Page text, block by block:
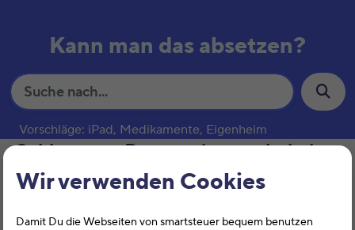
Wir verwenden Cookies
Damit Du die Webseiten von smartsteuer bequem benutzen
Kann man das absetzen?
S
u
h
Vorschläge: iPad, Medikamente, Eigenheim
Schlagwort:Progressionsvorbehalt
Arbeitslosengeld